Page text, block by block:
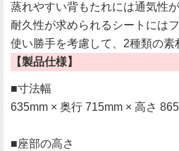
蒸れやすい背もたれには通気性
耐久性が求められるシートには
使い勝手を考慮して、2種類の素
【製品仕様】
■寸法幅
635mm × 奥行 715mm × 高さ
■座部の高さ